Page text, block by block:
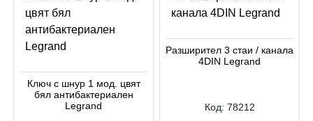
Ключ с шнур 1 мод. цвят
бял антибактериален
Legrand
Разширител 3 стаи / канала
4DIN Legrand
Код: 78212